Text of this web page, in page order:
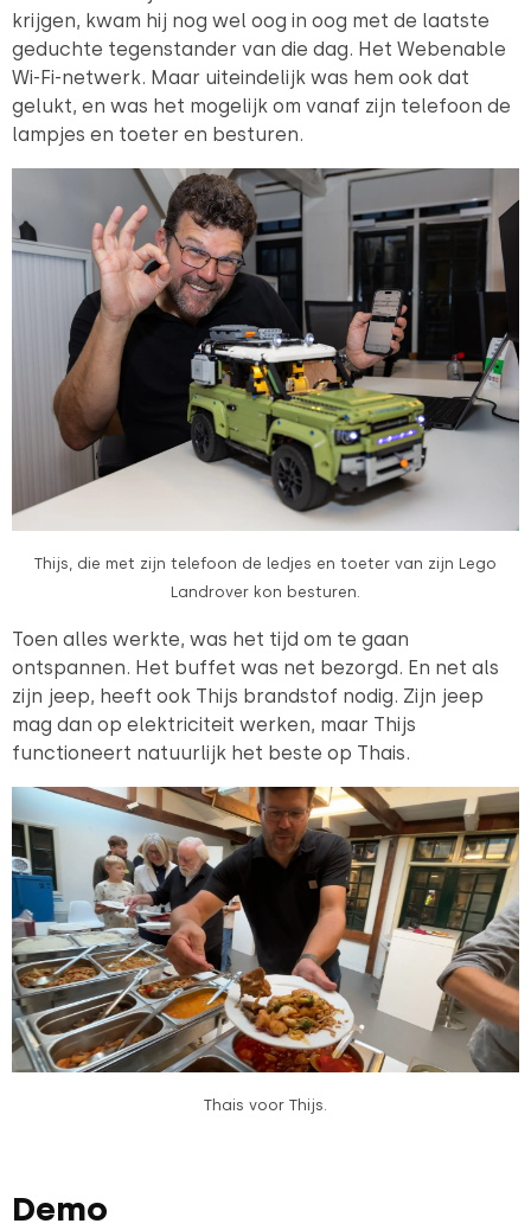
krijgen, kwam hij nog wel oog in oog met de laatste
geduchte tegenstander van die dag. Het Webenable
Wi-Fi-netwerk. Maar uiteindelijk was hem ook dat
gelukt, en was het mogelijk om vanaf zijn telefoon de
lampjes en toeter en besturen.
Thijs, die met zijn telefoon de ledjes en toeter van zijn Lego
Landrover kon besturen.
Toen alles werkte, was het tijd om te gaan
ontspannen. Het buffet was net bezorgd. En net als
zijn jeep, heeft ook Thijs brandstof nodig. Zijn jeep
mag dan op elektriciteit werken, maar Thijs
functioneert natuurlijk het beste op Thais.
Thais voor Thijs.
Demo